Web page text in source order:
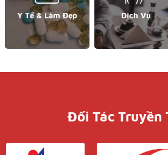
Y Tế & Làm Đẹp Dịch Vụ
Đối Tác Truyền